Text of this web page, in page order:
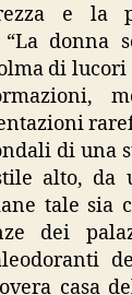
e la
donna
di
di una
alto, da
tale sia
dei
casa